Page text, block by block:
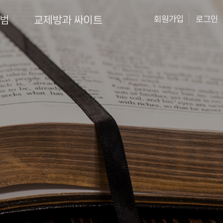
교제방과 싸이트 회원가입 로그인